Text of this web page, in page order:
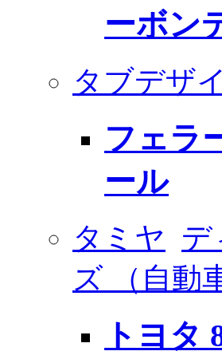
ーボン
タブデザ
フェラ
ール
タミヤ デ
ズ （自動
トヨタ